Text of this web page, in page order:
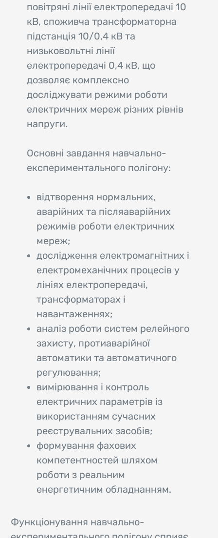
повітряні лінії електропередачі 10
кВ, споживча трансформаторна
підстанція 10/0,4 кВ та
низьковольтні лінії
електропередачі 0,4 кВ, що
дозволяє комплексно
досліджувати режими роботи
електричних мереж різних рівнів
напруги.
Основні завдання навчально-
експериментального полігону:
відтворення нормальних,
аварійних та післяаварійних
режимів роботи електричних
мереж;
дослідження електромагнітних і
електромеханічних процесів у
лініях електропередачі,
трансформаторах і
навантаженнях;
аналіз роботи систем релейного
захисту, протиаварійної
автоматики та автоматичного
регулювання;
вимірювання і контроль
електричних параметрів із
використанням сучасних
реєструвальних засобів;
формування фахових
компетентностей шляхом
роботи з реальним
енергетичним обладнанням.
Функціонування навчально-